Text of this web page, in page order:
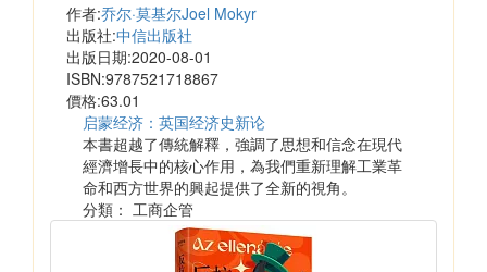
作者:乔尔·莫基尔Joel Mokyr
出版社:中信出版社
出版日期:2020-08-01
ISBN:9787521718867
價格:63.01
启蒙经济：英国经济史新论
本書超越了傳統解釋，強調了思想和信念在現代
經濟增長中的核心作用，為我們重新理解工業革
命和西方世界的興起提供了全新的視角。
分類： 工商企管